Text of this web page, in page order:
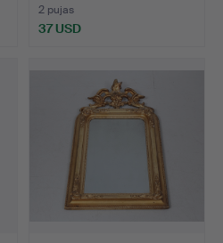
2 pujas
37 USD